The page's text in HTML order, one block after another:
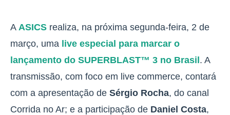
A ASICS realiza, na próxima segunda-feira, 2 de
março, uma live especial para marcar o
lançamento do SUPERBLAST™ 3 no Brasil. A
transmissão, com foco em live commerce, contará
com a apresentação de Sérgio Rocha, do canal
Corrida no Ar; e a participação de Daniel Costa,